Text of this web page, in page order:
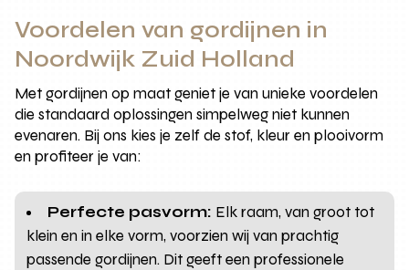
Voordelen van gordijnen in
Noordwijk Zuid Holland
Met gordijnen op maat geniet je van unieke voordelen
die standaard oplossingen simpelweg niet kunnen
evenaren. Bij ons kies je zelf de stof, kleur en plooivorm
en profiteer je van:
Perfecte pasvorm: Elk raam, van groot tot
klein en in elke vorm, voorzien wij van prachtig
passende gordijnen. Dit geeft een professionele